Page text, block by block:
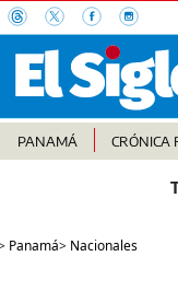
PANAMÁ CRÓNICA
Panamá> Nacionales